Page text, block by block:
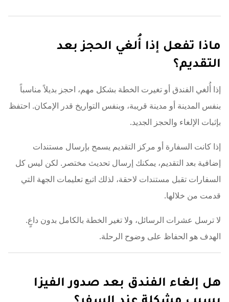
ماذا تفعل إذا أُلغي الحجز بعد
التقديم؟
إذا أُلغي الفندق أو تغيرت الخطة بشكل مهم، احجز بديلاً مناسباً
بنفس المدينة أو مدينة قريبة، وبنفس التواريخ قدر الإمكان. احتفظ
بإثبات الإلغاء والحجز الجديد.
إذا كانت السفارة أو مركز التقديم يسمح بإرسال مستندات
إضافية بعد التقديم، يمكنك إرسال تحديث مختصر. لكن ليس كل
السفارات تقبل مستندات لاحقة، لذلك اتبع تعليمات الجهة التي
قدمت من خلالها.
لا ترسل عشرات الرسائل، ولا تغير الخطة بالكامل بدون داعٍ.
الهدف هو الحفاظ على وضوح الرحلة.
هل إلغاء الفندق بعد صدور الفيزا
يسبب مشكلة عند السفر؟